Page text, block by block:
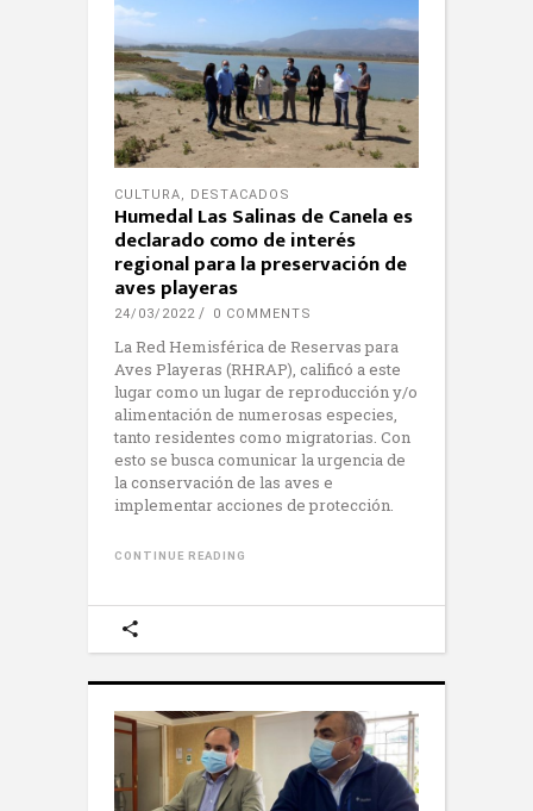
CULTURA, DESTACADOS
Humedal Las Salinas de Canela es
declarado como de interés
regional para la preservación de
aves playeras
24/03/2022 0 COMMENTS
La Red Hemisférica de Reservas para
Aves Playeras (RHRAP), calificó a este
lugar como un lugar de reproducción y/o
alimentación de numerosas especies,
tanto residentes como migratorias. Con
esto se busca comunicar la urgencia de
la conservación de las aves e
implementar acciones de protección.
CONTINUE READING